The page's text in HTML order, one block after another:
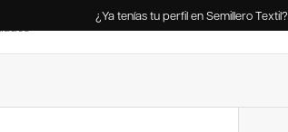
¿Ya tenías tu perfil en Semillero Textil?